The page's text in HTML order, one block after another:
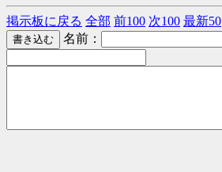
掲示板に戻る 全部 前100 次100 最新50
名前：